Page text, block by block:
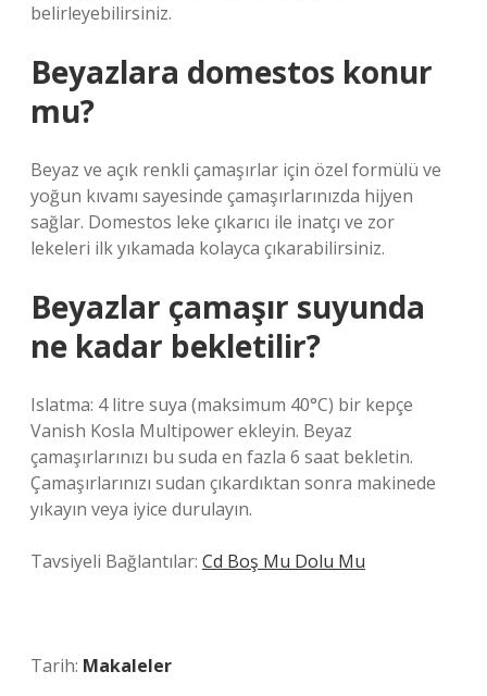
belirleyebilirsiniz.
Beyazlara domestos konur
mu?
Beyaz ve açık renkli çamaşırlar için özel formülü ve
yoğun kıvamı sayesinde çamaşırlarınızda hijyen
sağlar. Domestos leke çıkarıcı ile inatçı ve zor
lekeleri ilk yıkamada kolayca çıkarabilirsiniz.
Beyazlar çamaşır suyunda
ne kadar bekletilir?
Islatma: 4 litre suya (maksimum 40°C) bir kepçe
Vanish Kosla Multipower ekleyin. Beyaz
çamaşırlarınızı bu suda en fazla 6 saat bekletin.
Çamaşırlarınızı sudan çıkardıktan sonra makinede
yıkayın veya iyice durulayın.
Tavsiyeli Bağlantılar: Cd Boş Mu Dolu Mu
Tarih: Makaleler